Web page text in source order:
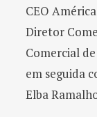
CEO
Diretor
Comercial
em seguida
Elba